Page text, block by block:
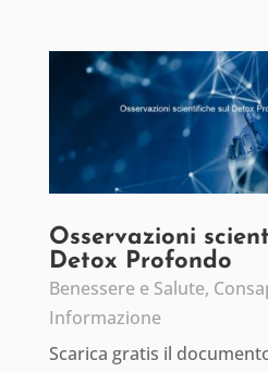
Osservazioni
Detox Profondo
Benessere e Salute,
Informazione
Scarica gratis il